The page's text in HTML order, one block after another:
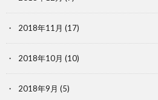
2018年11月 (17)
2018年10月 (10)
2018年9月 (5)